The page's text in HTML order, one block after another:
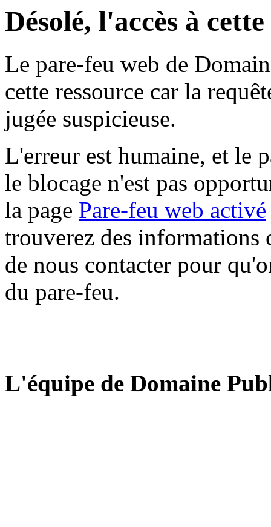
Désolé, l'accès à
Le pare-feu web de
cette ressource car la
jugée suspicieuse.
L'erreur est humaine, et le
le blocage n'est pas
la page Pare-feu web activé
trouverez des informations
de nous contacter pour
du pare-feu.
L'équipe de Domaine